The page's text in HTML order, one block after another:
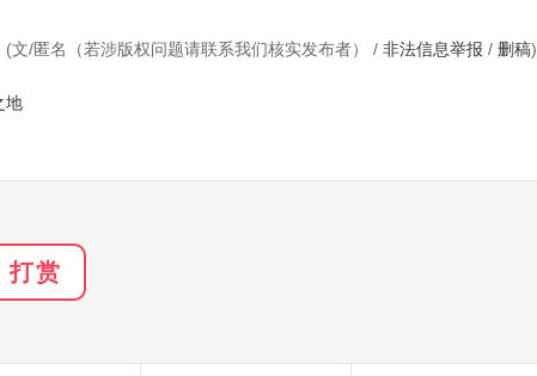
(文/匿名（若涉版权问题请联系我们核实发布者） / 非法信息举报 / 删稿)
地
打赏